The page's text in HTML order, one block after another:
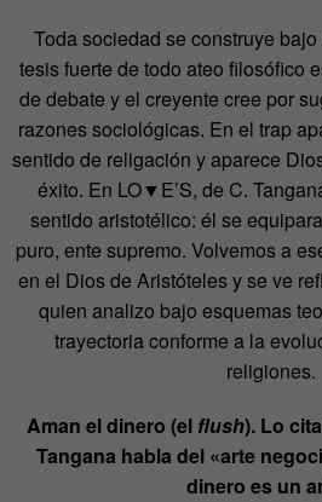
Toda sociedad se construye
tesis fuerte de todo ateo filosófico
de debate y el creyente cree por
razones sociológicas. En el trap
sentido de religación y aparece
éxito. En LO▼E’S, de C.
sentido aristotélico: él se
puro, ente supremo. Volvemos a
en el Dios de Aristóteles y se ve
quien analizo bajo esquemas
trayectoria conforme a la
religiones.
Aman el dinero (el flush). Lo
Tangana habla del «arte
dinero es un